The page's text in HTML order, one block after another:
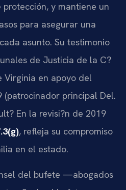
y mantiene un
para asegurar una
asunto. Su testimonio
de Justicia de la C?
Virginia en apoyo del
(patrocinador principal Del.
En la revisi?n de 2019
, refleja su compromiso
en el estado.
del bufete —abogados